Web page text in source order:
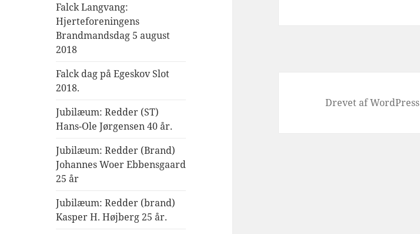
Falck Langvang:
Hjerteforeningens
Brandmandsdag 5 august
2018
Falck dag på Egeskov Slot
2018.
Jubilæum: Redder (ST)
Hans-Ole Jørgensen 40 år.
Jubilæum: Redder (Brand)
Johannes Woer Ebbensgaard
25 år
Jubilæum: Redder (brand)
Kasper H. Højberg 25 år.
Drevet af WordPress